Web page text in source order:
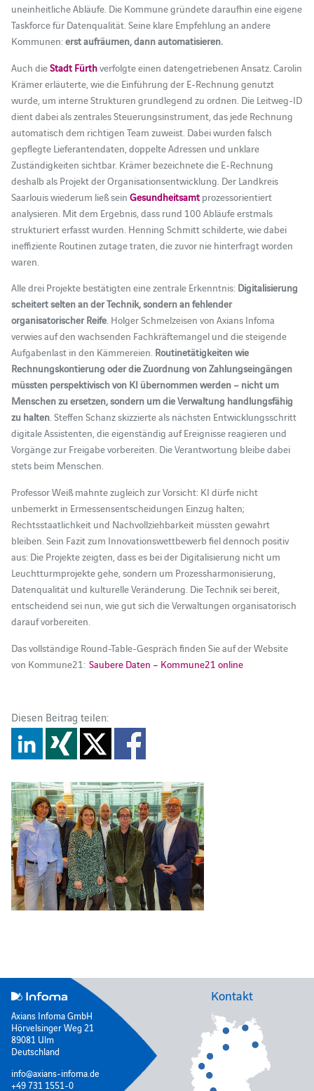
uneinheitliche Abläufe. Die Kommune gründete daraufhin eine eigene
Taskforce für Datenqualität. Seine klare Empfehlung an andere
Kommunen: erst aufräumen, dann automatisieren.
Auch dieStadt Fürthverfolgte einen datengetriebenen Ansatz. Carolin
Krämer erläuterte, wie die Einführung der E-Rechnung genutzt
wurde, um interne Strukturen grundlegend zu ordnen. Die Leitweg-ID
dient dabei als zentrales Steuerungsinstrument, das jede Rechnung
automatisch dem richtigen Team zuweist. Dabei wurden falsch
gepflegte Lieferantendaten, doppelte Adressen und unklare
Zuständigkeiten sichtbar. Krämer bezeichnete die E-Rechnung
deshalb als Projekt der Organisationsentwicklung. Der Landkreis
Saarlouis wiederum ließ sein Gesundheitsamtprozessorientiert
analysieren. Mit dem Ergebnis, dass rund 100 Abläufe erstmals
strukturiert erfasst wurden. Henning Schmitt schilderte, wie dabei
ineffiziente Routinen zutage traten, die zuvor nie hinterfragt worden
waren.
Alle drei Projekte bestätigten eine zentrale Erkenntnis: Digitalisierung
scheitert selten an der Technik, sondern an fehlender
organisatorischer Reife. Holger Schmelzeisen von Axians Infoma
verwies auf den wachsenden Fachkräftemangel und die steigende
Aufgabenlast in den Kämmereien. Routinetätigkeiten wie
Rechnungskontierung oder die Zuordnung von Zahlungseingängen
müssten perspektivisch von KI übernommen werden – nicht um
Menschen zu ersetzen, sondern um die Verwaltung handlungsfähig
zu halten. Steffen Schanz skizzierte als nächsten Entwicklungsschritt
digitale Assistenten, die eigenständig auf Ereignisse reagieren und
Vorgänge zur Freigabe vorbereiten. Die Verantwortung bleibe dabei
stets beim Menschen.
Professor Weiß mahnte zugleich zur Vorsicht: KI dürfe nicht
unbemerkt in Ermessensentscheidungen Einzug halten;
Rechtsstaatlichkeit und Nachvollziehbarkeit müssten gewahrt
bleiben. Sein Fazit zum Innovationswettbewerb fiel dennoch positiv
aus: Die Projekte zeigten, dass es bei der Digitalisierung nicht um
Leuchtturmprojekte gehe, sondern um Prozessharmonisierung,
Datenqualität und kulturelle Veränderung. Die Technik sei bereit,
entscheidend sei nun, wie gut sich die Verwaltungen organisatorisch
darauf vorbereiten.
Das vollständige Round-Table-Gespräch finden Sie auf der Website
von Kommune21: Saubere Daten – Kommune21 online
Diesen Beitrag teilen:
Axians Infoma GmbH
Hörvelsinger Weg 21
89081 Ulm
Deutschland
info@axians-infoma.de
+49 731 1551-0
Kontakt